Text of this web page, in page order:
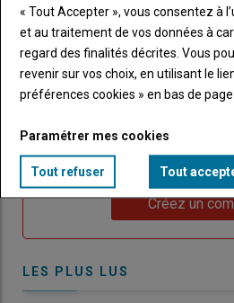
de
passe"
me
connecte"
Sous-
Vous n'êtes pas
TITRE CRÉEZ UN
BodyChoisissez votre
compte pour accéder à
Lien Créez un
LES PLUS LUS
« Tout Accepter », vous consentez à
et au traitement de vos données à
regard des finalités décrites. Vous
revenir sur vos choix, en utilisant le
préférences cookies » en bas de page
Paramétrer mes cookies
Tout refuser Tout